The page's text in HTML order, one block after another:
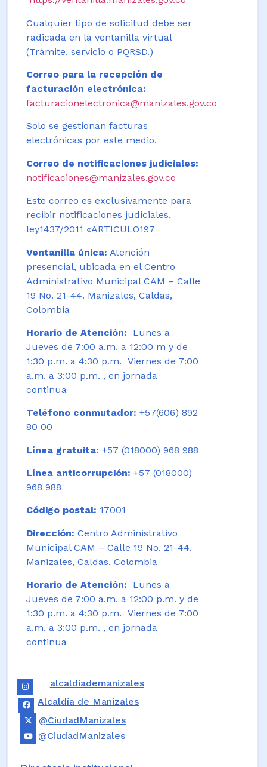
Cualquier tipo de solicitud debe ser
radicada en la ventanilla virtual
(Trámite, servicio o PQRSD.)
Correo para la recepción de
facturación electrónica:
facturacionelectronica@manizales.gov.co
Solo se gestionan facturas
electrónicas por este medio.
Correo de notificaciones judiciales:
notificaciones@manizales.gov.co
Este correo es exclusivamente para
recibir notificaciones judiciales,
ley1437/2011 «ARTICULO197
Ventanilla única: Atención
presencial, ubicada en el Centro
Administrativo Municipal CAM – Calle
19 No. 21-44. Manizales, Caldas,
Colombia
Horario de Atención:
Lunes a
Jueves de 7:00 a.m. a 12:00 m y de
1:30 p.m. a 4:30 p.m. Viernes de 7:00
a.m. a 3:00 p.m. , en jornada
continua
Teléfono conmutador: +57(606) 892
80 00
Línea gratuita: +57 (018000) 968 988
Línea anticorrupción: +57 (018000)
968 988
Código postal: 17001
Dirección: Centro Administrativo
Municipal CAM – Calle 19 No. 21-44.
Manizales, Caldas, Colombia
Horario de Atención: Lunes a
Jueves de 7:00 a.m. a 12:00 p.m. y de
1:30 p.m. a 4:30 p.m. Viernes de 7:00
a.m. a 3:00 p.m. , en jornada
continua
alcaldiademanizales
Alcaldía de Manizales
@CiudadManizales
@CiudadManizales